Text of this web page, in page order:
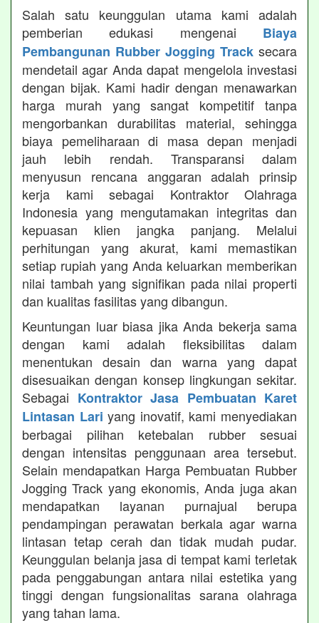
Salah satu keunggulan utama kami adalah
pemberian edukasi mengenai Biaya
Pembangunan Rubber Jogging Track secara
mendetail agar Anda dapat mengelola investasi
dengan bijak. Kami hadir dengan menawarkan
harga murah yang sangat kompetitif tanpa
mengorbankan durabilitas material, sehingga
biaya pemeliharaan di masa depan menjadi
jauh lebih rendah. Transparansi dalam
menyusun rencana anggaran adalah prinsip
kerja kami sebagai Kontraktor Olahraga
Indonesia yang mengutamakan integritas dan
kepuasan klien jangka panjang. Melalui
perhitungan yang akurat, kami memastikan
setiap rupiah yang Anda keluarkan memberikan
nilai tambah yang signifikan pada nilai properti
dan kualitas fasilitas yang dibangun.
Keuntungan luar biasa jika Anda bekerja sama
dengan kami adalah fleksibilitas dalam
menentukan desain dan warna yang dapat
disesuaikan dengan konsep lingkungan sekitar.
Sebagai Kontraktor Jasa Pembuatan Karet
Lintasan Lari yang inovatif, kami menyediakan
berbagai pilihan ketebalan rubber sesuai
dengan intensitas penggunaan area tersebut.
Selain mendapatkan Harga Pembuatan Rubber
Jogging Track yang ekonomis, Anda juga akan
mendapatkan layanan purnajual berupa
pendampingan perawatan berkala agar warna
lintasan tetap cerah dan tidak mudah pudar.
Keunggulan belanja jasa di tempat kami terletak
pada penggabungan antara nilai estetika yang
tinggi dengan fungsionalitas sarana olahraga
yang tahan lama.